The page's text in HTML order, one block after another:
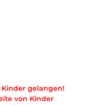
gelangen!
von Kinder